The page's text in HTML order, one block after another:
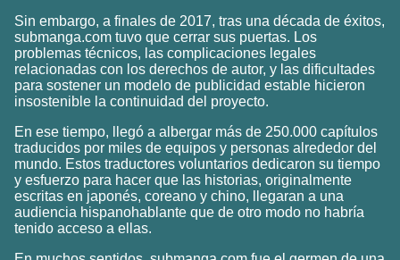
Sin embargo, a finales de 2017, tras una década de éxitos,
submanga.com tuvo que cerrar sus puertas. Los
problemas técnicos, las complicaciones legales
relacionadas con los derechos de autor, y las dificultades
para sostener un modelo de publicidad estable hicieron
insostenible la continuidad del proyecto.
En ese tiempo, llegó a albergar más de 250.000 capítulos
traducidos por miles de equipos y personas alrededor del
mundo. Estos traductores voluntarios dedicaron su tiempo
y esfuerzo para hacer que las historias, originalmente
escritas en japonés, coreano y chino, llegaran a una
audiencia hispanohablante que de otro modo no habría
tenido acceso a ellas.